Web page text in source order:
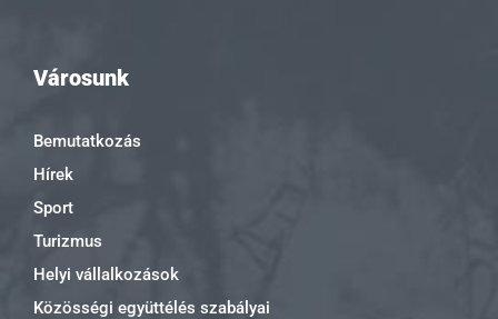
Városunk
Bemutatkozás
Hírek
Sport
Turizmus
Helyi vállalkozások
Közösségi együttélés szabályai